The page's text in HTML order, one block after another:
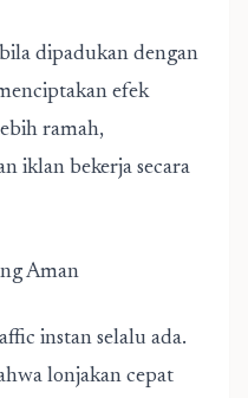
dipadukan dengan
efek
ramah,
iklan bekerja secara
Aman
instan selalu ada.
lonjakan cepat